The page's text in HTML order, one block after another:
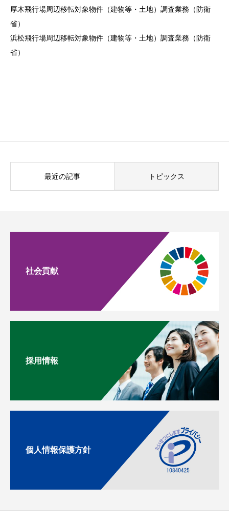
厚木飛行場周辺移転対象物件（建物等・土地）調査業務（防衛
省）
浜松飛行場周辺移転対象物件（建物等・土地）調査業務（防衛
省）
最近の記事 トピックス
社会貢献
採用情報
個人情報保護方針